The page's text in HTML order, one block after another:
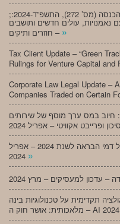
;מעו”דכן מיסים – חוק לתיקון פקודת מס הכנסה (מס’ 272), התשפ”ד-2024:
נאמנויות, עולים חדשים ותושבים
חוזרים ותיקים – »
Tax Client Update – “Green
Rulings for Venture Capital
Corporate Law Legal Update –
Companies Traded on Certain
חיוב במס ערך מוסף של שירותים
מעו”דכן יחסי עבודה – הקפאה והפחתה של דמי הבראה לשנת 2024 – אפריל
»
תקדימית על טכנולוגיות בינה